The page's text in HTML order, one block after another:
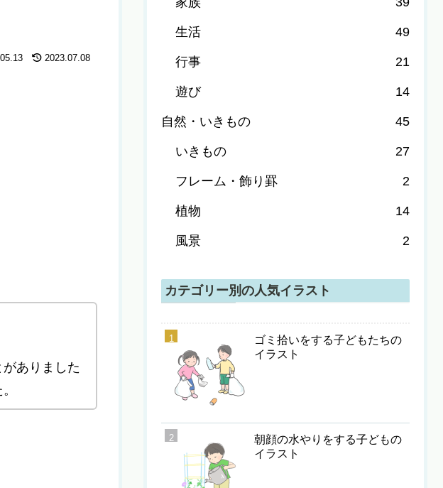
2023.07.08
ありました
生活 49
行事 21
遊び 14
自然・いきもの 45
いきもの 27
フレーム・飾り罫 2
植物 14
風景 2
カテゴリー別の人気イラスト
ゴミ拾いをする子どもたちの
イラスト
朝顔の水やりをする子どもの
イラスト